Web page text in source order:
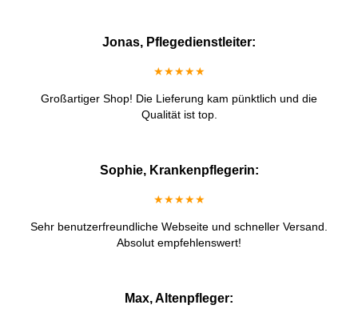
Jonas, Pflegedienstleiter:
★★★★★
Großartiger Shop! Die Lieferung kam pünktlich und die
Qualität ist top.
Sophie, Krankenpflegerin:
★★★★★
Sehr benutzerfreundliche Webseite und schneller Versand.
Absolut empfehlenswert!
Max, Altenpfleger: